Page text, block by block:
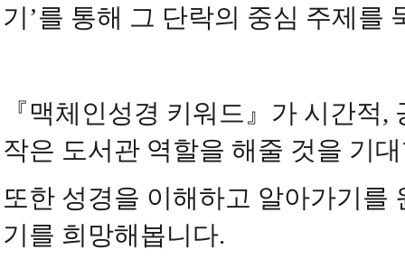
기 ’를 통해 그 단락의 중심 주제를
『맥체인성경 키워드 』 가 시간적,
작은 도서관 역할을 해줄 것을 기
또한 성경을 이해하고 알아가기를
기를 희망해봅니다.